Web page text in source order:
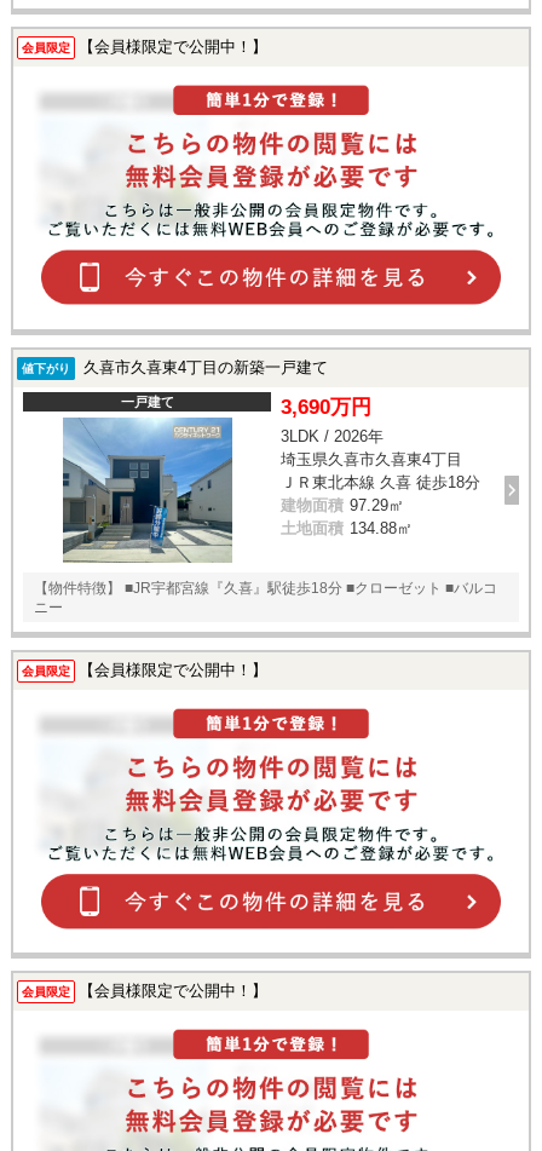
会員限定 【会員様限定で公開中！】
値下がり 久喜市久喜東4丁目の新築一戸建て
一戸建て 3,690万円
3LDK / 2026年
埼玉県久喜市久喜東4丁目
ＪＲ東北本線 久喜 徒歩18分
建物面積 97.29㎡
土地面積 134.88㎡
【物件特徴】 ■JR宇都宮線『久喜』駅徒歩18分 ■クローゼット ■バルコ
ニー
会員限定 【会員様限定で公開中！】
会員限定 【会員様限定で公開中！】